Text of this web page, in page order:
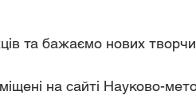
та бажаємо нових
на сайті Науково-